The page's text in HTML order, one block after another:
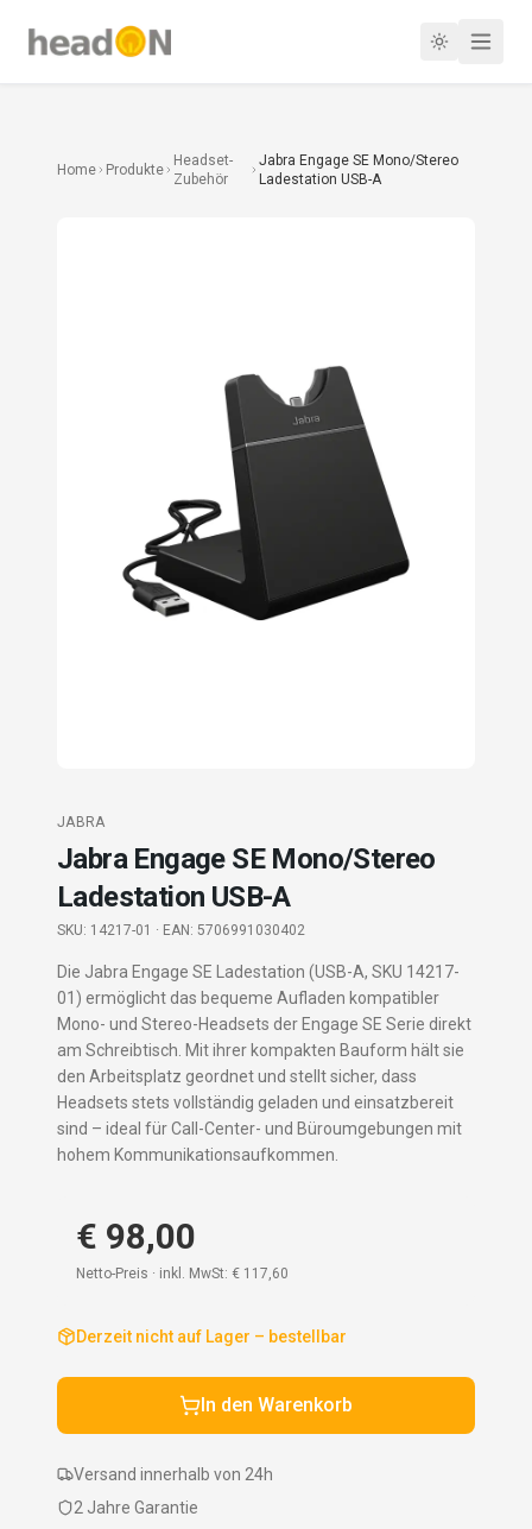
Home Produkte
Headset-
Zubehör
Jabra Engage SE Mono/Stereo
Ladestation USB-A
JABRA
Jabra Engage SE Mono/Stereo
Ladestation USB-A
SKU: 14217-01 · EAN: 5706991030402
Die Jabra Engage SE Ladestation (USB-A, SKU 14217-
01) ermöglicht das bequeme Aufladen kompatibler
Mono- und Stereo-Headsets der Engage SE Serie direkt
am Schreibtisch. Mit ihrer kompakten Bauform hält sie
den Arbeitsplatz geordnet und stellt sicher, dass
Headsets stets vollständig geladen und einsatzbereit
sind – ideal für Call-Center- und Büroumgebungen mit
hohem Kommunikationsaufkommen.
€ 98,00
Netto-Preis · inkl. MwSt: € 117,60
Derzeit nicht auf Lager – bestellbar
In den Warenkorb
Versand innerhalb von 24h
2 Jahre Garantie